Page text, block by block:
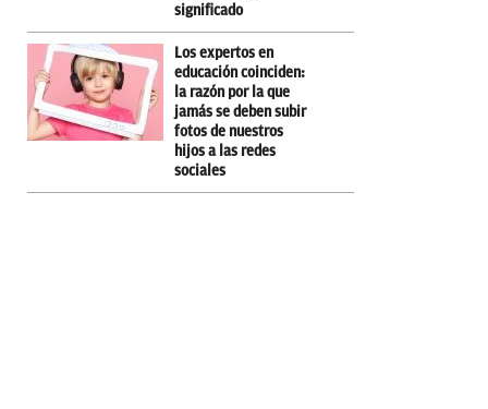
significado
Los expertos en
educación coinciden:
la razón por la que
jamás se deben subir
fotos de nuestros
hijos a las redes
sociales